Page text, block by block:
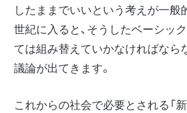
したままでいいという考えが一般
世紀に入ると、そうしたベーシッ
ては組み替えていかなければなら
議論が出てきます。
これからの社会で必要とされる「